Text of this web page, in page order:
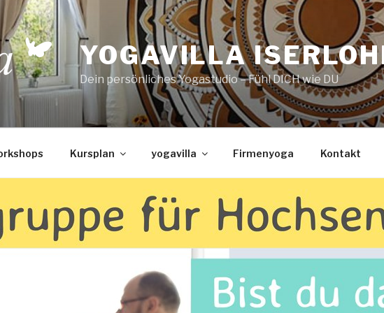
YOGAVILLA
Dein persönliches Yogastudio – Fühl DICH wie DU
Kursplan yogavilla Firmenyoga Kontakt